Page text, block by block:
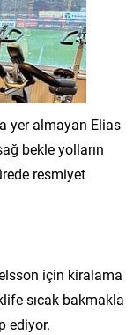
yer almayan Elias
bekle yolların
resmiyet
için kiralama
sıcak bakmakla
ediyor.